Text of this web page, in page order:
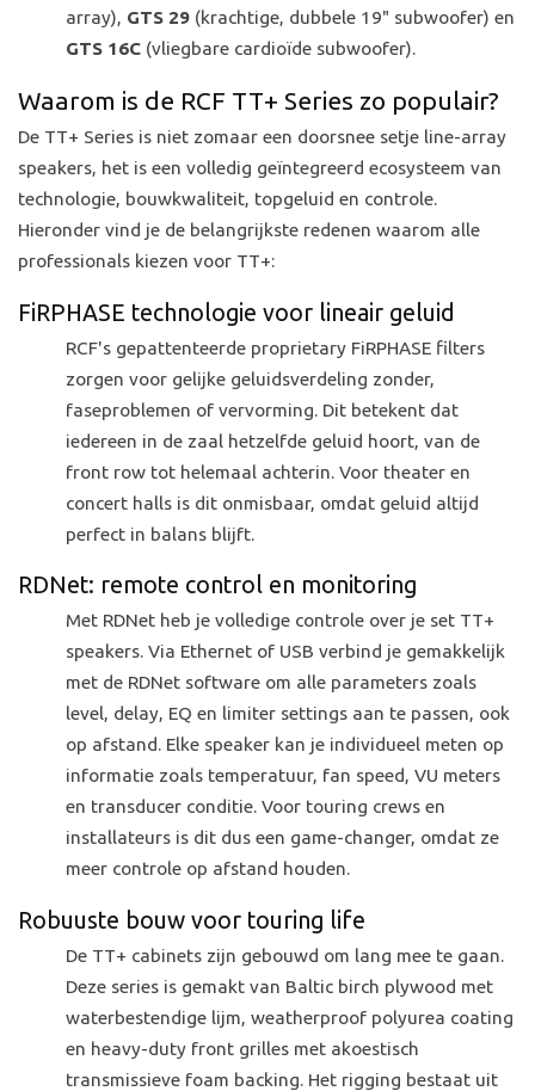
array), GTS 29 (krachtige, dubbele 19" subwoofer) en
GTS 16C (vliegbare cardioïde subwoofer).
Waarom is de RCF TT+ Series zo populair?
De TT+ Series is niet zomaar een doorsnee setje line-array
speakers, het is een volledig geïntegreerd ecosysteem van
technologie, bouwkwaliteit, topgeluid en controle.
Hieronder vind je de belangrijkste redenen waarom alle
professionals kiezen voor TT+:
FiRPHASE technologie voor lineair geluid
RCF's gepattenteerde proprietary FiRPHASE filters
zorgen voor gelijke geluidsverdeling zonder,
faseproblemen of vervorming. Dit betekent dat
iedereen in de zaal hetzelfde geluid hoort, van de
front row tot helemaal achterin. Voor theater en
concert halls is dit onmisbaar, omdat geluid altijd
perfect in balans blijft.
RDNet: remote control en monitoring
Met RDNet heb je volledige controle over je set TT+
speakers. Via Ethernet of USB verbind je gemakkelijk
met de RDNet software om alle parameters zoals
level, delay, EQ en limiter settings aan te passen, ook
op afstand. Elke speaker kan je individueel meten op
informatie zoals temperatuur, fan speed, VU meters
en transducer conditie. Voor touring crews en
installateurs is dit dus een game-changer, omdat ze
meer controle op afstand houden.
Robuuste bouw voor touring life
De TT+ cabinets zijn gebouwd om lang mee te gaan.
Deze series is gemakt van Baltic birch plywood met
waterbestendige lijm, weatherproof polyurea coating
en heavy-duty front grilles met akoestisch
transmissieve foam backing. Het rigging bestaat uit